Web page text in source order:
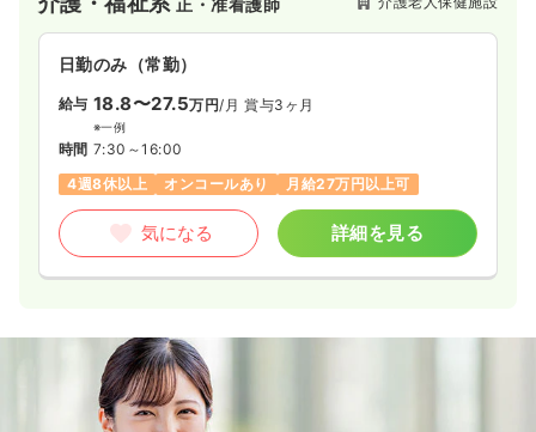
日勤のみ（常勤）
給与 18.8〜27.5万円/月 賞与3ヶ月
※一例
時間 7:30～16:00
4週8休以上
オンコールあり 月給27万円以上可
気になる 詳細を見る